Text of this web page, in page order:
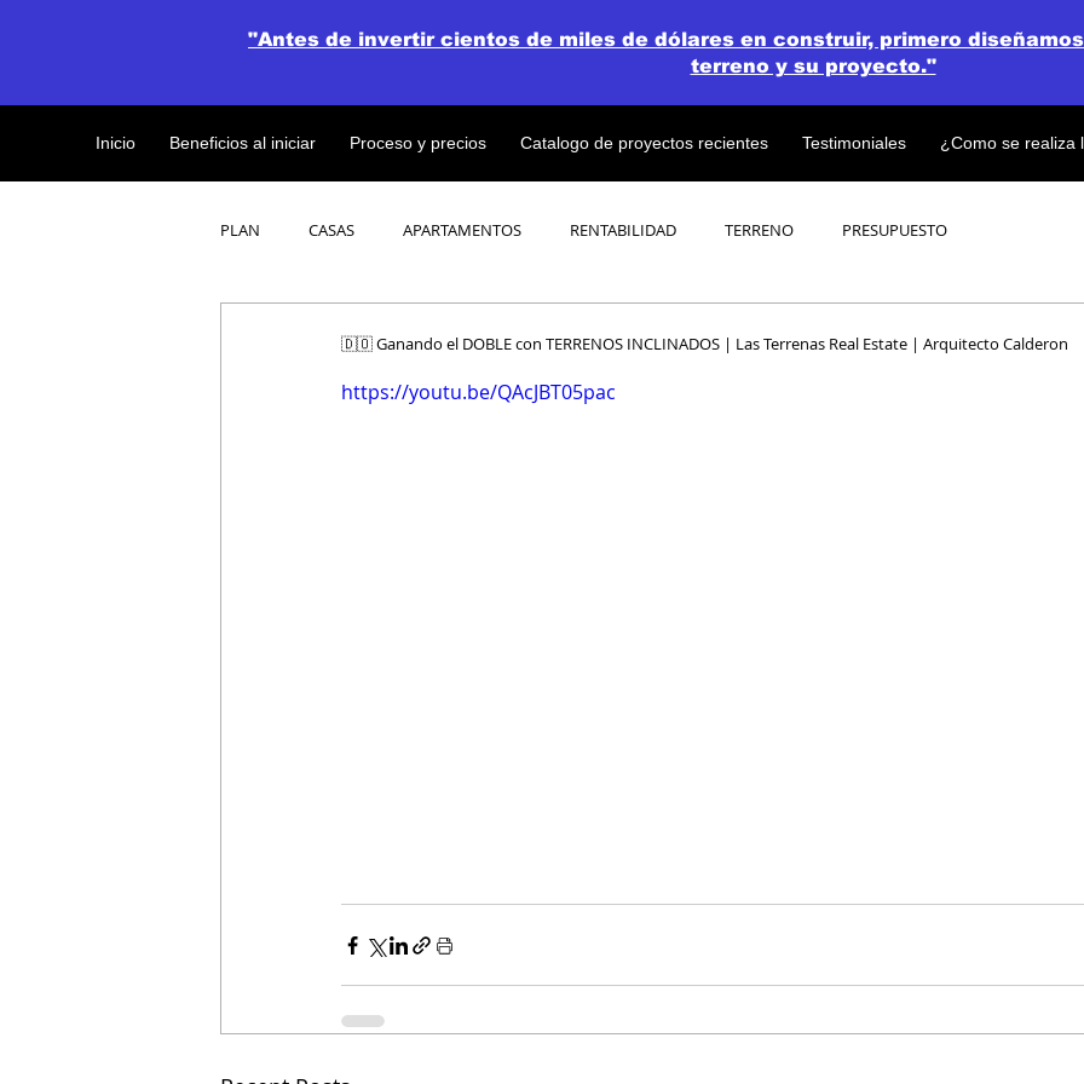
Inicio Beneficios al iniciar Proceso y precios Catalogo de proyectos recientes Testimoniales ¿Como se realiza
"Antes de invertir cientos de miles de dólares en construir, primero
terreno y su proyecto."
PLAN CASAS APARTAMENTOS RENTABILIDAD TERRENO PRESUPUESTO
🇩🇴 Ganando el DOBLE con TERRENOS INCLINADOS | Las Terrenas Real Estate | Arquitecto Calderon
https://youtu.be/QAcJBT05pac